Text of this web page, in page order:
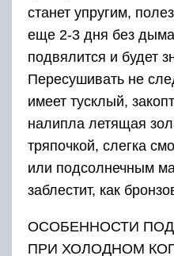
станет упругим,
еще 2-3 дня без
подвялится и будет
Пересушивать не
имеет тусклый,
налипла летящая
тряпочкой, слегка
или подсолнечным
заблестит, как
ОСОБЕННОСТИ
ПРИ ХОЛОДНОМ